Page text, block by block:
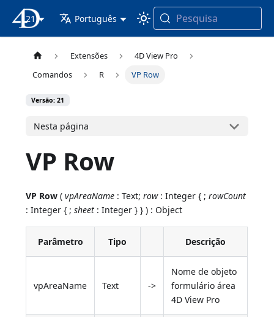
Documentação 4D
21 Português Pesquisa
Extensões
4D View Pro
Comandos
R VP Row
Versão: 21
Nesta página
VP Row
VP Row (vpAreaName : Text;row: Integer { ;rowCount
: Integer { ;sheet : Integer } } ) : Object
Parâmetro Tipo Descrição
vpAreaName Text ->
Nome de objeto
formulário área
4D View Pro